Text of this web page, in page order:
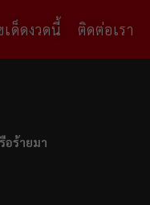
เด็ดงวดนี้ ติดต่อเรา
ร้ายมา